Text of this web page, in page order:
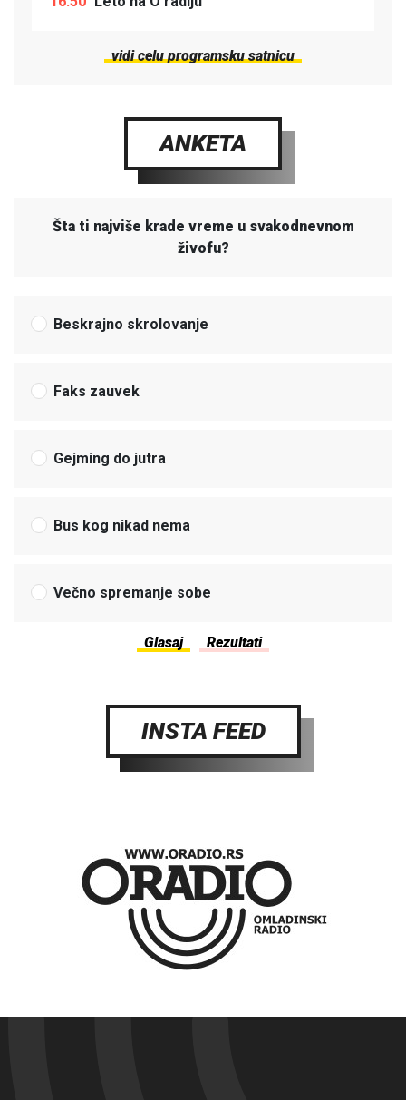
vidi celu programsku satnicu
ANKETA
Šta ti najviše krade vreme u svakodnevnom
živofu?
Beskrajno skrolovanje
Faks zauvek
Gejming do jutra
Bus kog nikad nema
Večno spremanje sobe
INSTA FEED